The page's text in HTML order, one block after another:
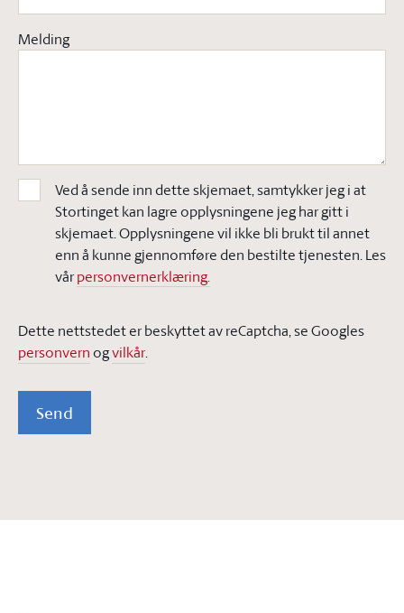
Melding
Ved å sende inn dette skjemaet, samtykker jeg i at
Stortinget kan lagre opplysningene jeg har gitt i
skjemaet. Opplysningene vil ikke bli brukt til annet
enn å kunne gjennomføre den bestilte tjenesten. Les
vårpersonvernerklæring.
Dette nettstedet er beskyttet av reCaptcha, se Googles
personvern ogvilkår.
Send